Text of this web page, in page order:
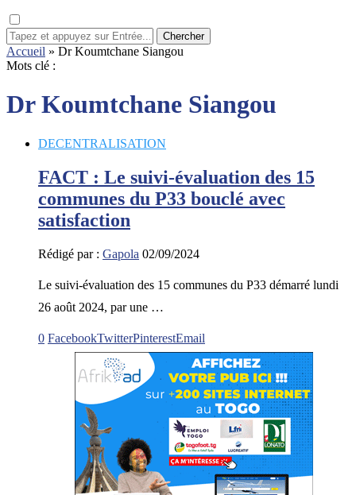
Chercher
Accueil » Dr Koumtchane Siangou
Mots clé :
Dr Koumtchane Siangou
DECENTRALISATION
FACT : Le suivi-évaluation des 15
communes du P33 bouclé avec
satisfaction
Rédigé par : Gapola 02/09/2024
Le suivi-évaluation des 15 communes du P33 démarré lundi
26 août 2024, par une …
0 FacebookTwitterPinterestEmail